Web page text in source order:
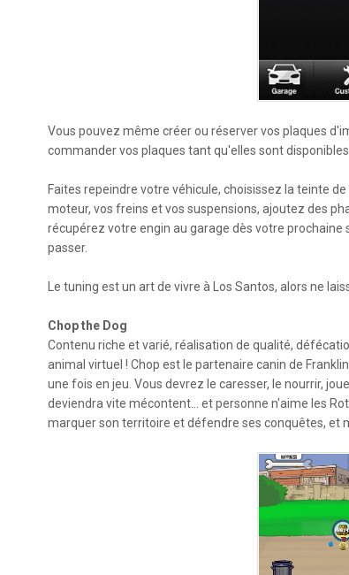
Vous pouvez même créer ou réserver vos plaques
commander vos plaques tant qu'elles sont disponibles
Faites repeindre votre véhicule, choisissez la teinte
moteur, vos freins et vos suspensions, ajoutez des
récupérez votre engin au garage dès votre
passer.
Le tuning est un art de vivre à Los Santos, alors ne
Chop the Dog
Contenu riche et varié, réalisation de qualité,
animal virtuel ! Chop est le partenaire canin de
une fois en jeu. Vous devrez le caresser, le nourrir,
deviendra vite mécontent... et personne n'aime les
marquer son territoire et défendre ses conquêtes, et